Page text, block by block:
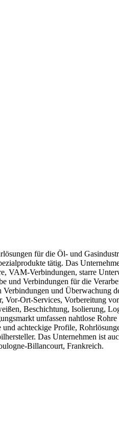
für die Öl- und
tätig. Das
VAM-Verbindungen, starre
und Verbindungen für die
und Überwachung
Vor-Ort-Services, Vorbereitung
Beschichtung, Isolierung,
umfassen nahtlose
achteckige Profile,
Das Unternehmen ist
Billancourt, Frankreich.